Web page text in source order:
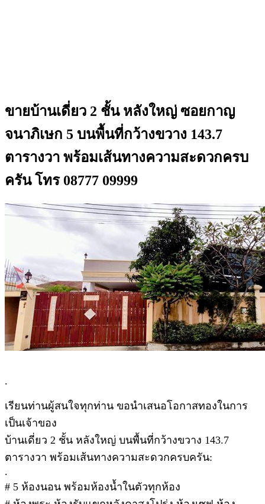
ขายบ้านเดี่ยว 2 ชั้น หลังใหญ่ ซอยกาญ
จนาภิเษก 5 บนพื้นที่กว้างขวาง 143.7
ตารางวา พร้อมเส้นทางความสะดวกครบ
ครัน โทร 08777 09999
.
เรียนท่านผู้สนใจทุกท่าน ขอนำเสนอโอกาสทองในการ
เป็นเจ้าของ
บ้านเดี่ยว 2 ชั้น หลังใหญ่ บนพื้นที่กว้างขวาง 143.7
ตารางวา พร้อมเส้นทางความสะดวกครบครัน:
.
# 5 ห้องนอน พร้อมห้องน้ำในตัวทุกห้อง